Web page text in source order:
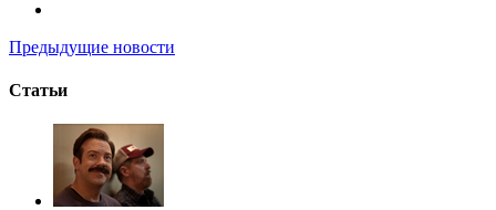
Предыдущие новости
Статьи